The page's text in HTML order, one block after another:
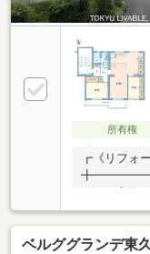
所有権
┏《リフォ
ッチン交換
交換、全居
ッチン収納
換、全居室
ベルググランデ東